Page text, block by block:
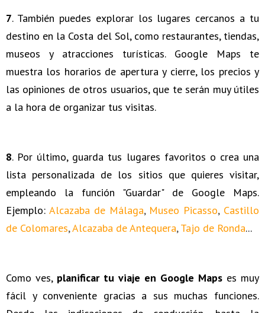
7. También puedes explorar los lugares cercanos a tu
destino en la Costa del Sol, como restaurantes, tiendas,
museos y atracciones turísticas. Google Maps te
muestra los horarios de apertura y cierre, los precios y
las opiniones de otros usuarios, que te serán muy útiles
a la hora de organizar tus visitas.
8. Por último, guarda tus lugares favoritos o crea una
lista personalizada de los sitios que quieres visitar,
empleando la función "Guardar" de Google Maps.
Ejemplo: Alcazaba de Málaga, Museo Picasso, Castillo
de Colomares,Alcazaba de Antequera,Tajo de Ronda...
Como ves, planificar tu viaje en Google Maps es muy
fácil y conveniente gracias a sus muchas funciones.